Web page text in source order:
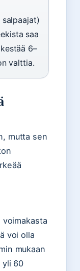
saa
6–
valttia.
mutta sen
voi olla
mukaan
yli 60